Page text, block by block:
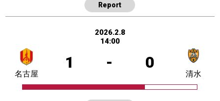
Report
2026.2.8
14:00
1 - 0
名古屋 清水